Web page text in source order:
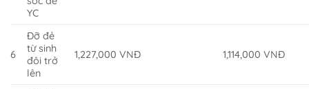
YC
6
Đỡ đẻ
từ sinh
đôi trở
lên
1,227,000 VNĐ 1,114,000 VNĐ